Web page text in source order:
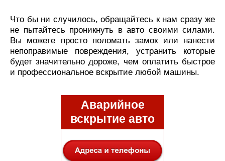
Что бы ни случилось, обращайтесь к нам сразу же
не пытайтесь проникнуть в авто своими силами.
Вы можете просто поломать замок или нанести
непоправимые повреждения, устранить которые
будет значительно дороже, чем оплатить быстрое
и профессиональное вскрытие любой машины.
Аварийное
вскрытие авто